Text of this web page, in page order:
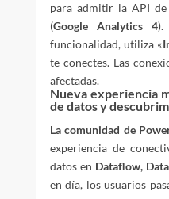
para admitir la API
(Google Analytics 4).
funcionalidad, utiliza «
te conectes. Las
afectadas.
Nueva experiencia
de datos y
La comunidad de
experiencia de
datos en Dataflow,
en día, los usuarios